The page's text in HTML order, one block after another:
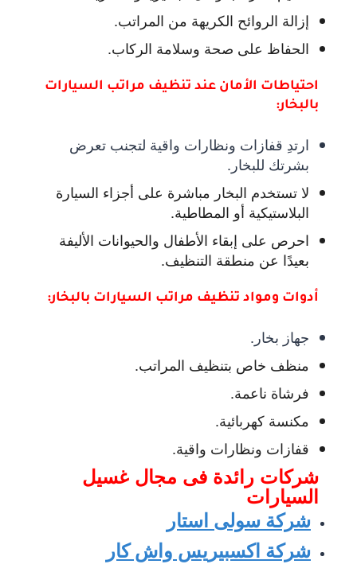
إزالة الروائح الكريهة من المراتب.
الحفاظ على صحة وسلامة الركاب.
احتياطات الأمان عند تنظيف مراتب السيارات
بالبخار:
ارتدِ قفازات ونظارات واقية لتجنب تعرض
بشرتك للبخار.
لا تستخدم البخار مباشرة على أجزاء السيارة
البلاستيكية أو المطاطية.
احرص على إبقاء الأطفال والحيوانات الأليفة
بعيدًا عن منطقة التنظيف.
أدوات ومواد تنظيف مراتب السيارات بالبخار:
جهاز بخار.
منظف خاص بتنظيف المراتب.
فرشاة ناعمة.
مكنسة كهربائية.
قفازات ونظارات واقية.
شركات رائدة فى مجال غسيل
السيارات
شركة سولى استار
شركة اكسبيريس واش كار